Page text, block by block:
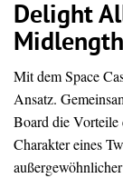
Delight
Mit dem Space
Ansatz.
Board die Vorteile
Charakter eines